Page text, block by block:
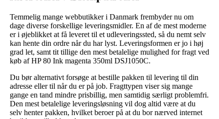
Temmelig mange webbutikker i Danmark frembyder nu om
dage diverse forskellige leveringsmidler. En af de mest moderne
er i øjeblikket at få leveret til et udleveringssted, så du nemt selv
kan hente din ordre når du har lyst. Leveringsformen er jo i høj
grad let, samt tit tillige den mest betalelige mulighed for fragt ved
køb af HP 80 Ink magenta 350ml DSJ1050C.
Du bør alternativt forsøge at bestille pakken til levering til din
adresse eller til når du er på job. Fragttypen viser sig mange
gange en tand mindre prisbillig, men samtidig særligt problemfri.
Den mest betalelige leveringsløsning vil dog altid være at du
selv henter pakken, hvilket beroer på at du bor nærved internet